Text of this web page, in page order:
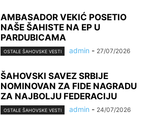
AMBASADOR VEKIĆ POSETIO
NAŠE ŠAHISTE NA EP U
PARDUBICAMA
OSTALE ŠAHOVSKE VESTI admin - 27/07/2026
ŠAHOVSKI SAVEZ SRBIJE
NOMINOVAN ZA FIDE NAGRADU
ZA NAJBOLJU FEDERACIJU
OSTALE ŠAHOVSKE VESTI admin - 24/07/2026